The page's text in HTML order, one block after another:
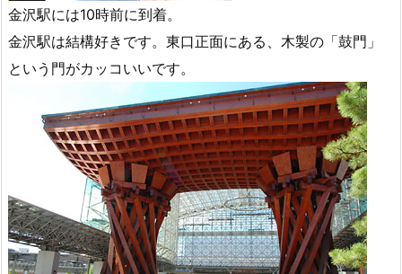
金沢駅には10時前に到着。
金沢駅は結構好きです。東口正面にある、木製の「鼓門」
という門がカッコいいです。